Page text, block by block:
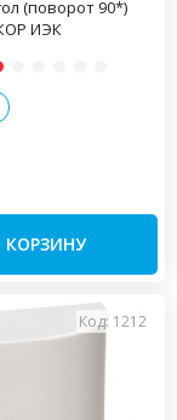
(поворот 90*)
ИЭК
КОРЗИНУ
Код: 1212